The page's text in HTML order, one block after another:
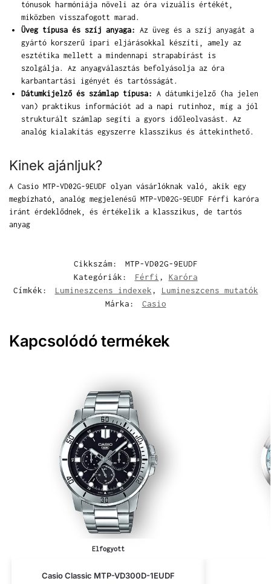
tónusok harmóniája növeli az óra vizuális értékét,
miközben visszafogott marad.
Üveg típusa és szíj anyaga: Az üveg és a szíj anyagát a
gyártó korszerű ipari eljárásokkal készíti, amely az
esztétika mellett a mindennapi strapabírást is
szolgálja. Az anyagválasztás befolyásolja az óra
karbantartási igényét és tartósságát.
Dátumkijelző és számlap típusa: A dátumkijelző (ha jelen
van) praktikus információt ad a napi rutinhoz, míg a jól
strukturált számlap segíti a gyors időleolvasást. Az
analóg kialakítás egyszerre klasszikus és áttekinthető.
Kinek ajánljuk?
A Casio MTP-VD02G-9EUDF olyan vásárlóknak való, akik egy
megbízható, analóg megjelenésű MTP-VD02G-9EUDF Férfi karóra
iránt érdeklődnek, és értékelik a klasszikus, de tartós
anyag
Cikkszám:
MTP-VD02G-9EUDF
Kategóriák:
Férfi , Karóra
Címkék:
Lumineszcens indexek, Lumineszcens mutatók
Márka:
Casio
Kapcsolódó termékek
Elfogyott
Casio Classic MTP-VD300D-1EUDF